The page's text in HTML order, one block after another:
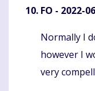
FO - 2022-
Komentaras
Normally I
however I
very